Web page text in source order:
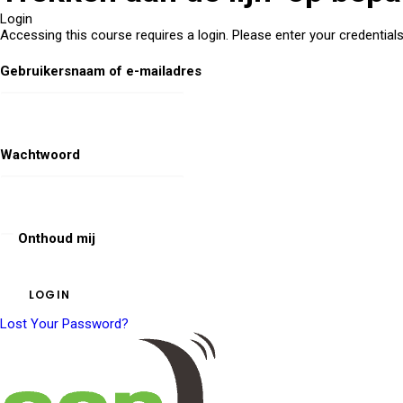
Login
Accessing this course requires a login. Please enter your
Gebruikersnaam of e-mailadres
Wachtwoord
Onthoud mij
Lost Your Password?